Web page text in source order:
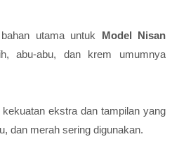
utama untuk Model Nisan
abu-abu, dan krem umumnya
ekstra dan tampilan yang
dan merah sering digunakan.